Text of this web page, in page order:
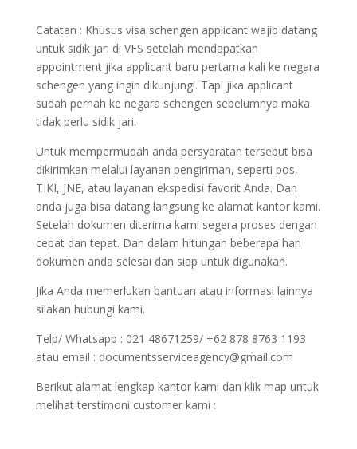
Catatan : Khusus visa schengen applicant wajib datang
untuk sidik jari di VFS setelah mendapatkan
appointment jika applicant baru pertama kali ke negara
schengen yang ingin dikunjungi. Tapi jika applicant
sudah pernah ke negara schengen sebelumnya maka
tidak perlu sidik jari.
Untuk mempermudah anda persyaratan tersebut bisa
dikirimkan melalui layanan pengiriman, seperti pos,
TIKI, JNE, atau layanan ekspedisi favorit Anda. Dan
anda juga bisa datang langsung ke alamat kantor kami.
Setelah dokumen diterima kami segera proses dengan
cepat dan tepat. Dan dalam hitungan beberapa hari
dokumen anda selesai dan siap untuk digunakan.
Jika Anda memerlukan bantuan atau informasi lainnya
silakan hubungi kami.
Telp/ Whatsapp : 021 48671259/ +62 878 8763 1193
atau email : documentsserviceagency@gmail.com
Berikut alamat lengkap kantor kami dan klik map untuk
melihat terstimoni customer kami :